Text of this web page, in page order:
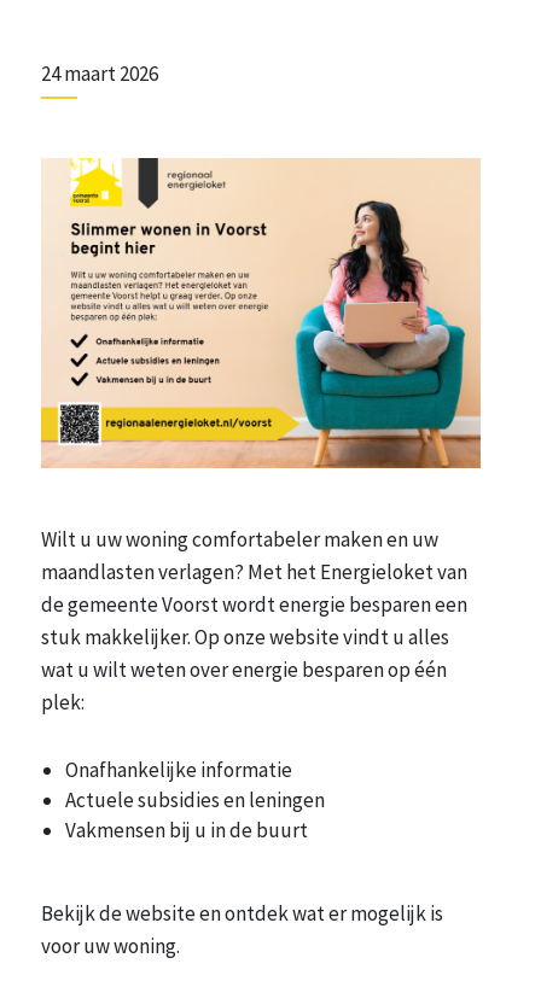
24 maart 2026
Wilt u uw woning comfortabeler maken en uw
maandlasten verlagen? Met het Energieloket van
de gemeente Voorst wordt energie besparen een
stuk makkelijker. Op onze website vindt u alles
wat u wilt weten over energie besparen op één
plek:
Onafhankelijke informatie
Actuele subsidies en leningen
Vakmensen bij u in de buurt
Bekijk de website en ontdek wat er mogelijk is
voor uw woning.